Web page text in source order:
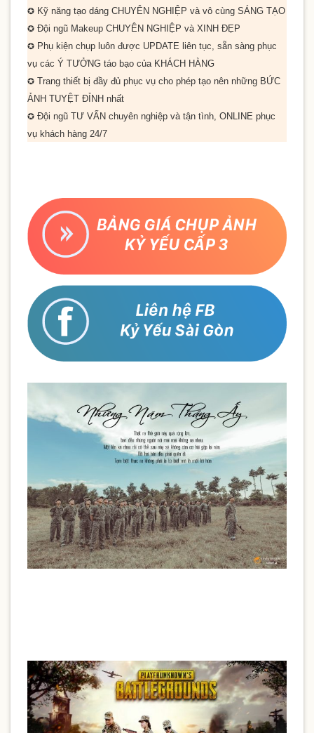
✪ Kỹ năng tạo dáng CHUYÊN NGHIỆP và vô cùng SÁNG TẠO
✪ Đội ngũ Makeup CHUYÊN NGHIỆP và XINH ĐẸP
✪ Phụ kiện chụp luôn được UPDATE liên tục, sẵn sàng phục
vụ các Ý TƯỞNG táo bạo của KHÁCH HÀNG
✪ Trang thiết bị đầy đủ phục vụ cho phép tạo nên những BỨC
ẢNH TUYỆT ĐỈNH nhất
✪ Đội ngũ TƯ VẤN chuyên nghiệp và tận tình, ONLINE phục
vụ khách hàng 24/7